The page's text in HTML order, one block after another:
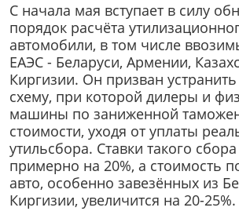
С начала мая вступает в силу
порядок расчёта
автомобили, в том числе
ЕАЭС - Беларуси, Армении,
Киргизии. Он призван
схему, при которой дилеры и
машины по заниженной
стоимости, уходя от уплаты
утильсбора. Ставки такого
примерно на 20%, а стоимость
авто, особенно завезённых из
Киргизии, увеличится на 20-25%.